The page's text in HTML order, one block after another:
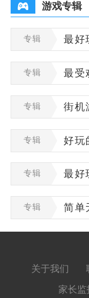
游戏专辑
专辑 最好
专辑 最受
专辑 街机
专辑 好玩
专辑 最好
专辑 简单
关于我们
家长监